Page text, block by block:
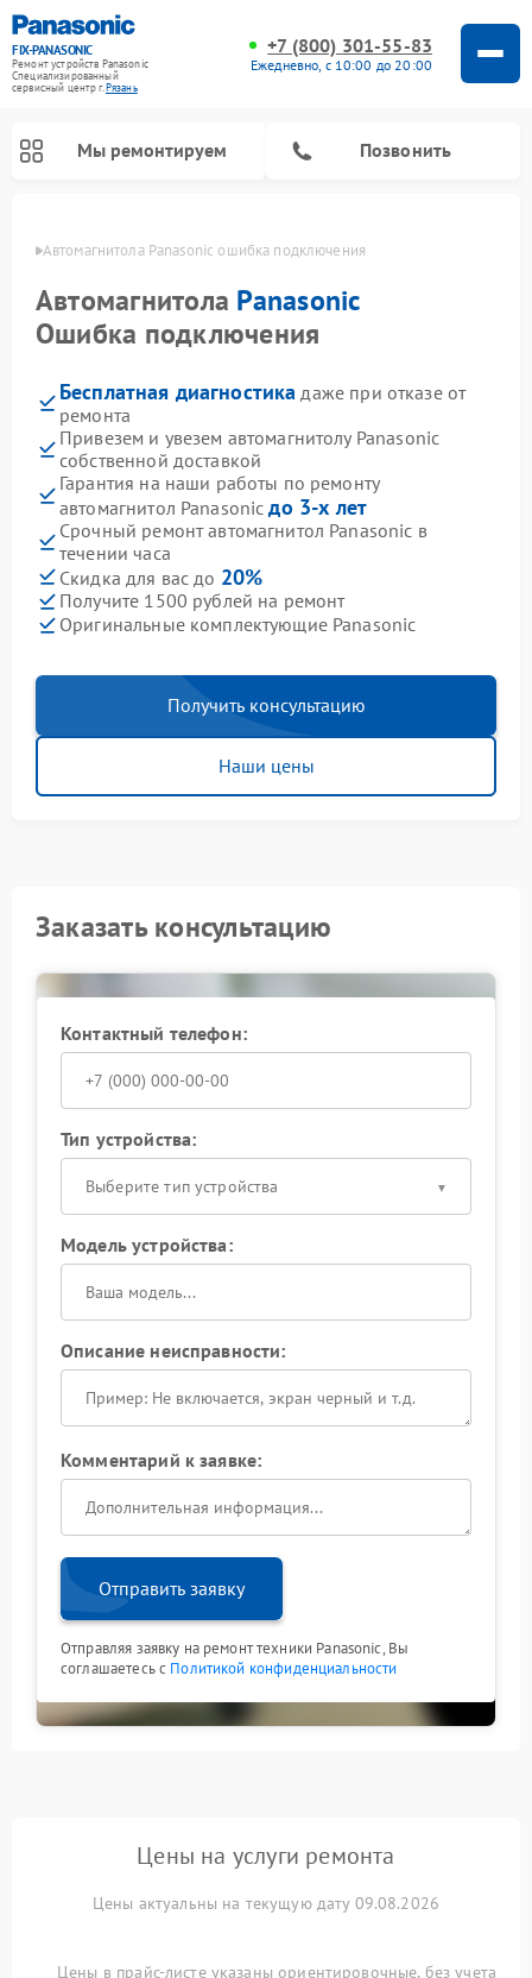
FIX-PANASONIC
Ремонт устройств Panasonic
Специализированный
cервисный центр г.Рязань
+7 (800) 301-55-83
Ежедневно, с 10:00 до 20:00
Мы ремонтируем Позвонить
Автомагнитола Panasonic ошибка подключения
Автомагнитола Panasonic
Ошибка подключения
Бесплатная диагностика даже при отказе от
ремонта
Привезем и увезем автомагнитолу Panasonic
собственной доставкой
Гарантия на наши работы по ремонту
автомагнитол Panasonicдо 3-х лет
Срочный ремонт автомагнитол Panasonic в
течении часа
Скидка для вас до 20%
Получите 1500 рублей на ремонт
Оригинальные комплектующие Panasonic
Получить консультацию
Наши цены
Заказать консультацию
Контактный телефон:
Тип устройства:
Выберите тип устройства
Модель устройства:
Описание неисправности:
Комментарий к заявке:
Отправить заявку
Отправляя заявку на ремонт техники Panasonic, Вы
соглашаетесь с Политикой конфиденциальности
Цены на услуги ремонта
Цены актуальны на текущую дату 09.08.2026
Цены в прайс-листе указаны ориентировочные, без учета